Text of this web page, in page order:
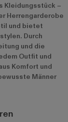
Kleidungsstück –
Herrengarderobe
und bietet
Durch
und die
Outfit und
Komfort und
Männer